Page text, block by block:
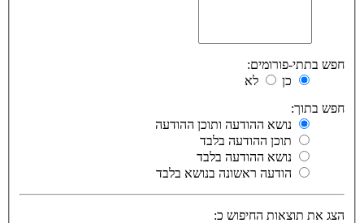
חפש בתתי-פורומים:
כן
לא
חפש בתוך:
נושא ההודעה ותוכן ההודעה
תוכן ההודעה בלבד
נושא ההודעה בלבד
הודעה ראשונה בנושא בלבד
הצג את תוצאות החיפוש כ: